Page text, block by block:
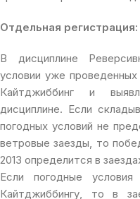
Отдельная регистрация:
В дисциплине
условии уже
Кайтджиббинг и
дисциплине. Если
погодных условий не
ветровые заезды, то
2013 определится в
Если погодные
Кайтджиббингу, то в